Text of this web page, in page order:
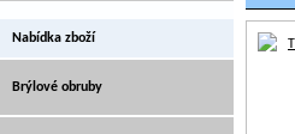
Nabídka zboží
Brýlové obruby